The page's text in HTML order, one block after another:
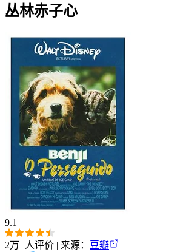
丛林赤子心
9.1
2万+人评价 | 来源： 豆瓣